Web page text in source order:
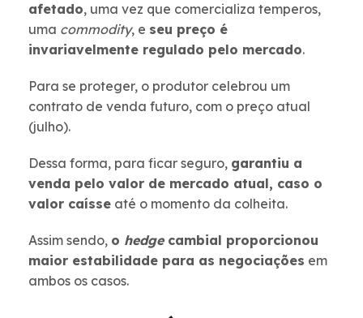
afetado, uma vez que comercializa temperos,
uma commodity, e seu preço é
invariavelmente regulado pelo mercado.
Para se proteger, o produtor celebrou um
contrato de venda futuro, com o preço atual
(julho).
Dessa forma, para ficar seguro, garantiu a
venda pelo valor de mercado atual, caso o
valor caísse até o momento da colheita.
Assim sendo, o hedge cambial proporcionou
maior estabilidade para as negociações em
ambos os casos.